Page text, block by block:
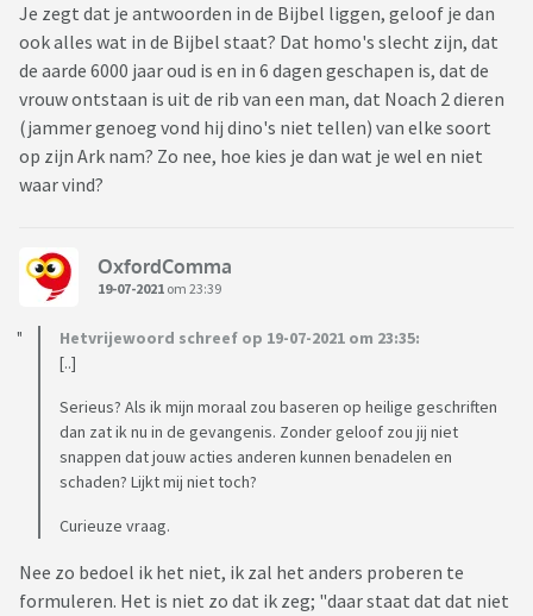
Je zegt dat je antwoorden in de Bijbel liggen, geloof je dan
ook alles wat in de Bijbel staat? Dat homo's slecht zijn, dat
de aarde 6000 jaar oud is en in 6 dagen geschapen is, dat de
vrouw ontstaan is uit de rib van een man, dat Noach 2 dieren
(jammer genoeg vond hij dino's niet tellen) van elke soort
op zijn Ark nam? Zo nee, hoe kies je dan wat je wel en niet
waar vind?
OxfordComma
19-07-2021 om 23:39
Hetvrijewoord schreef op 19-07-2021 om 23:35:
[..]
Serieus? Als ik mijn moraal zou baseren op heilige geschriften
dan zat ik nu in de gevangenis. Zonder geloof zou jij niet
snappen dat jouw acties anderen kunnen benadelen en
schaden? Lijkt mij niet toch?
Curieuze vraag.
Nee zo bedoel ik het niet, ik zal het anders proberen te
formuleren. Het is niet zo dat ik zeg; "daar staat dat dat niet